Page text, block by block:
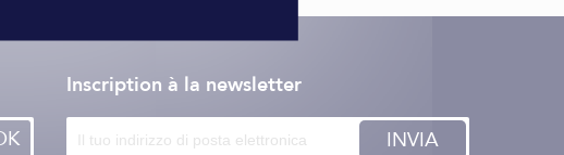
Inscription à la newsletter
INVIA